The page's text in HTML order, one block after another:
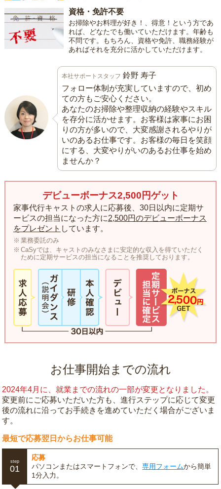
資格・免許不要
お掃除やお料理が好き！、得意！という方であ
れば、どなたでも働いていただけます。年齢も
不問です。もちろん、資格や免許、職務経験が
あればそれを充分に活かしていただけます。
本社サポートスタッフ 鈴野 寿子
フォロー体制が充実していますので、初め
ての方もご安心ください。
あなたのお掃除や整理収納の経験やスキル
を存分に活かせます。お客様は家事にお困
りの方が多いので、大変感謝されるやりが
いのあるお仕事です。お客様の毎日を笑顔
にする、大変やりがいのあるお仕事を始め
ませんか？
デビューボーナス2,500円ゲット
家事代行キャストの求人に応募後、30日以内に定期サ
ービスの担当になった方に2,500円のデビューボーナス
をプレゼント しています。
業務委託のみ
CaSyでは、キャストのみなさまに安定的な収入を得ていただく
ために定期サービスの担当になることを推奨しております。
お仕事開始までの流れ
2024年4月に、就業までの流れの一部が変更となりました。
変更前にご応募いただいた方も、進行ステップに応じて変更
後の流れに沿ってお手続きを進めていただく場合がございま
す。
最短で応募翌日からお仕事可能
step
01
応募
パソコンまたはスマートフォンで、専用フォームから簡単
1分入力。